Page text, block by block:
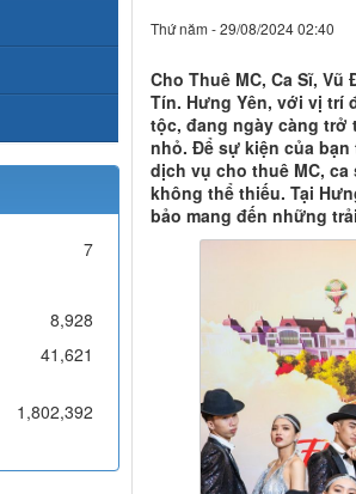
Thứ năm - 29/08/2024 02:40
Cho Thuê MC, Ca Sĩ,
Tín. Hưng Yên, với vị trí
tộc, đang ngày càng trở
nhỏ. Để sự kiện của
dịch vụ cho thuê MC,
không thể thiếu. Tại
bảo mang đến những
7
8,928
41,621
1,802,392